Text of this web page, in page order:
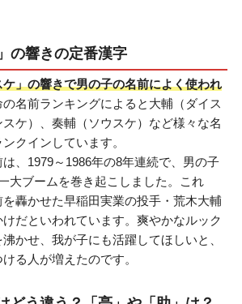
の響きの定番漢字
」の響きで男の子の名前によく使われ
名前ランキングによると大輔（ダイス
ケ）、奏輔（ソウスケ）など様々な名
クインしています。
、1979～1986年の8年連続で、男の子
大ブームを巻き起こしました。これ
轟かせた早稲田実業の投手・荒木大輔
だといわれています。爽やかなルック
かせ、我が子にも活躍してほしいと、
る人が増えたのです。